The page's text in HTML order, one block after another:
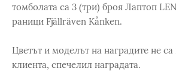
томболата са 3 (три) броя Лаптоп
раници Fjällräven Kånken.
Цветът и моделът на наградите не
клиента, спечелил наградата.